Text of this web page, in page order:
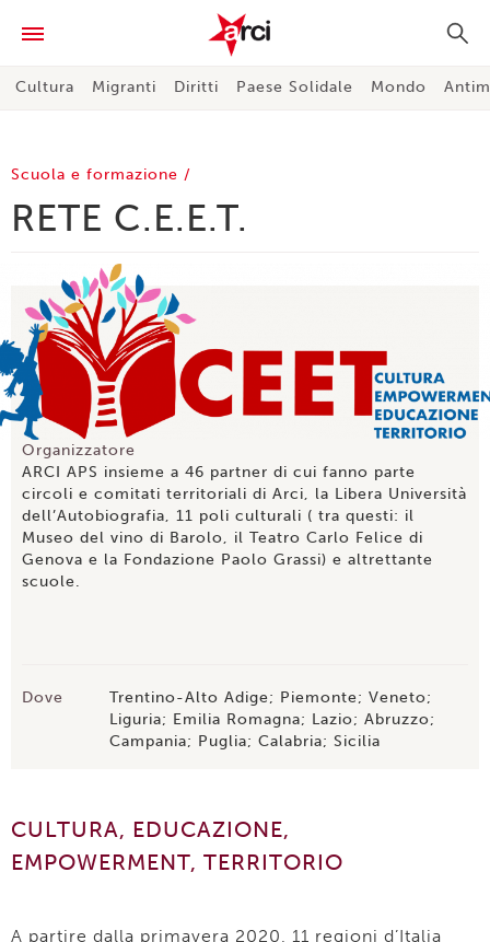
Cultura Migranti Diritti Paese Solidale Mondo
Scuola e formazione
RETE C.E.E.T.
Organizzatore
ARCI APS insieme a 46 partner di cui fanno parte
circoli e comitati territoriali di Arci, la Libera Università
dell’Autobiografia, 11 poli culturali ( tra questi: il
Museo del vino di Barolo, il Teatro Carlo Felice di
Genova e la Fondazione Paolo Grassi) e altrettante
scuole.
Dove
Trentino-Alto Adige; Piemonte; Veneto;
Liguria; Emilia Romagna; Lazio; Abruzzo;
Campania; Puglia; Calabria; Sicilia
CULTURA, EDUCAZIONE,
EMPOWERMENT, TERRITORIO
A partire dalla primavera 2020, 11 regioni d’Italia